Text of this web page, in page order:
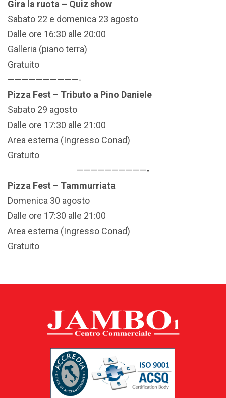
Gira la ruota – Quiz show
Sabato 22 e domenica 23 agosto
Dalle ore 16:30 alle 20:00
Galleria (piano terra)
Gratuito
——————————-
Pizza Fest – Tributo a Pino Daniele
Sabato 29 agosto
Dalle ore 17:30 alle 21:00
Area esterna (Ingresso Conad)
Gratuito
——————————-
Pizza Fest – Tammurriata
Domenica 30 agosto
Dalle ore 17:30 alle 21:00
Area esterna (Ingresso Conad)
Gratuito